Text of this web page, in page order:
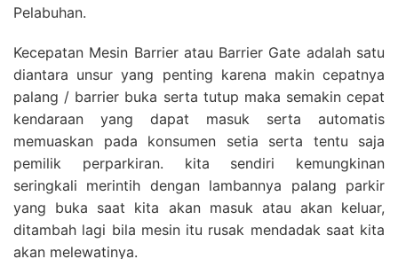
Pelabuhan.
Kecepatan Mesin Barrier atau Barrier Gate adalah satu
diantara unsur yang penting karena makin cepatnya
palang / barrier buka serta tutup maka semakin cepat
kendaraan yang dapat masuk serta automatis
memuaskan pada konsumen setia serta tentu saja
pemilik perparkiran. kita sendiri kemungkinan
seringkali merintih dengan lambannya palang parkir
yang buka saat kita akan masuk atau akan keluar,
ditambah lagi bila mesin itu rusak mendadak saat kita
akan melewatinya.